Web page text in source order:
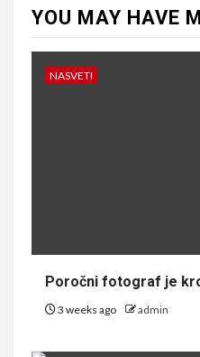
YOU MAY HAVE
NASVETI
Poročni fotograf je
3 weeks ago admin